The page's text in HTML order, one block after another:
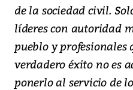
de la sociedad civil.
líderes con autoridad
pueblo y profesionales
verdadero éxito no es
ponerlo al servicio de